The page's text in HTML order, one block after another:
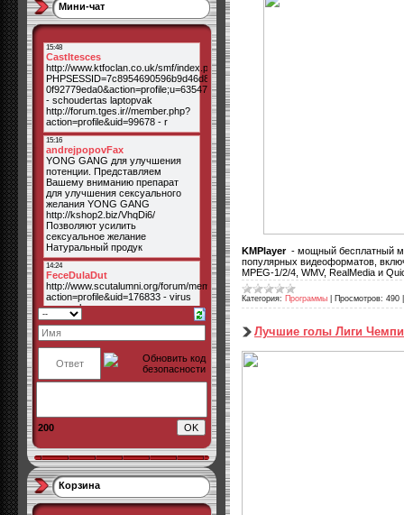
Мини-чат
200
Корзина
KMPlayer- мощный бесплатный
популярных видеоформатов,
MPEG-1/2/4, WMV, RealMedia и
Категория: Программы Просмотров: 490
Лучшие голы Лиги